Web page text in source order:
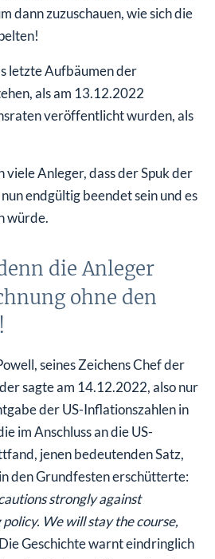
dann zuzuschauen, wie sich die
letzte Aufbäumen der
als am 13.12.2022
veröffentlicht wurden, als
viele Anleger, dass der Spuk der
endgültig beendet sein und es
würde.
die Anleger
ohne den
seines Zeichens Chef der
sagte am 14.12.2022, also nur
der US-Inflationszahlen in
im Anschluss an die US-
jenen bedeutenden Satz,
den Grundfesten erschütterte:
strongly against
We will stay the course,
Geschichte warnt eindringlich